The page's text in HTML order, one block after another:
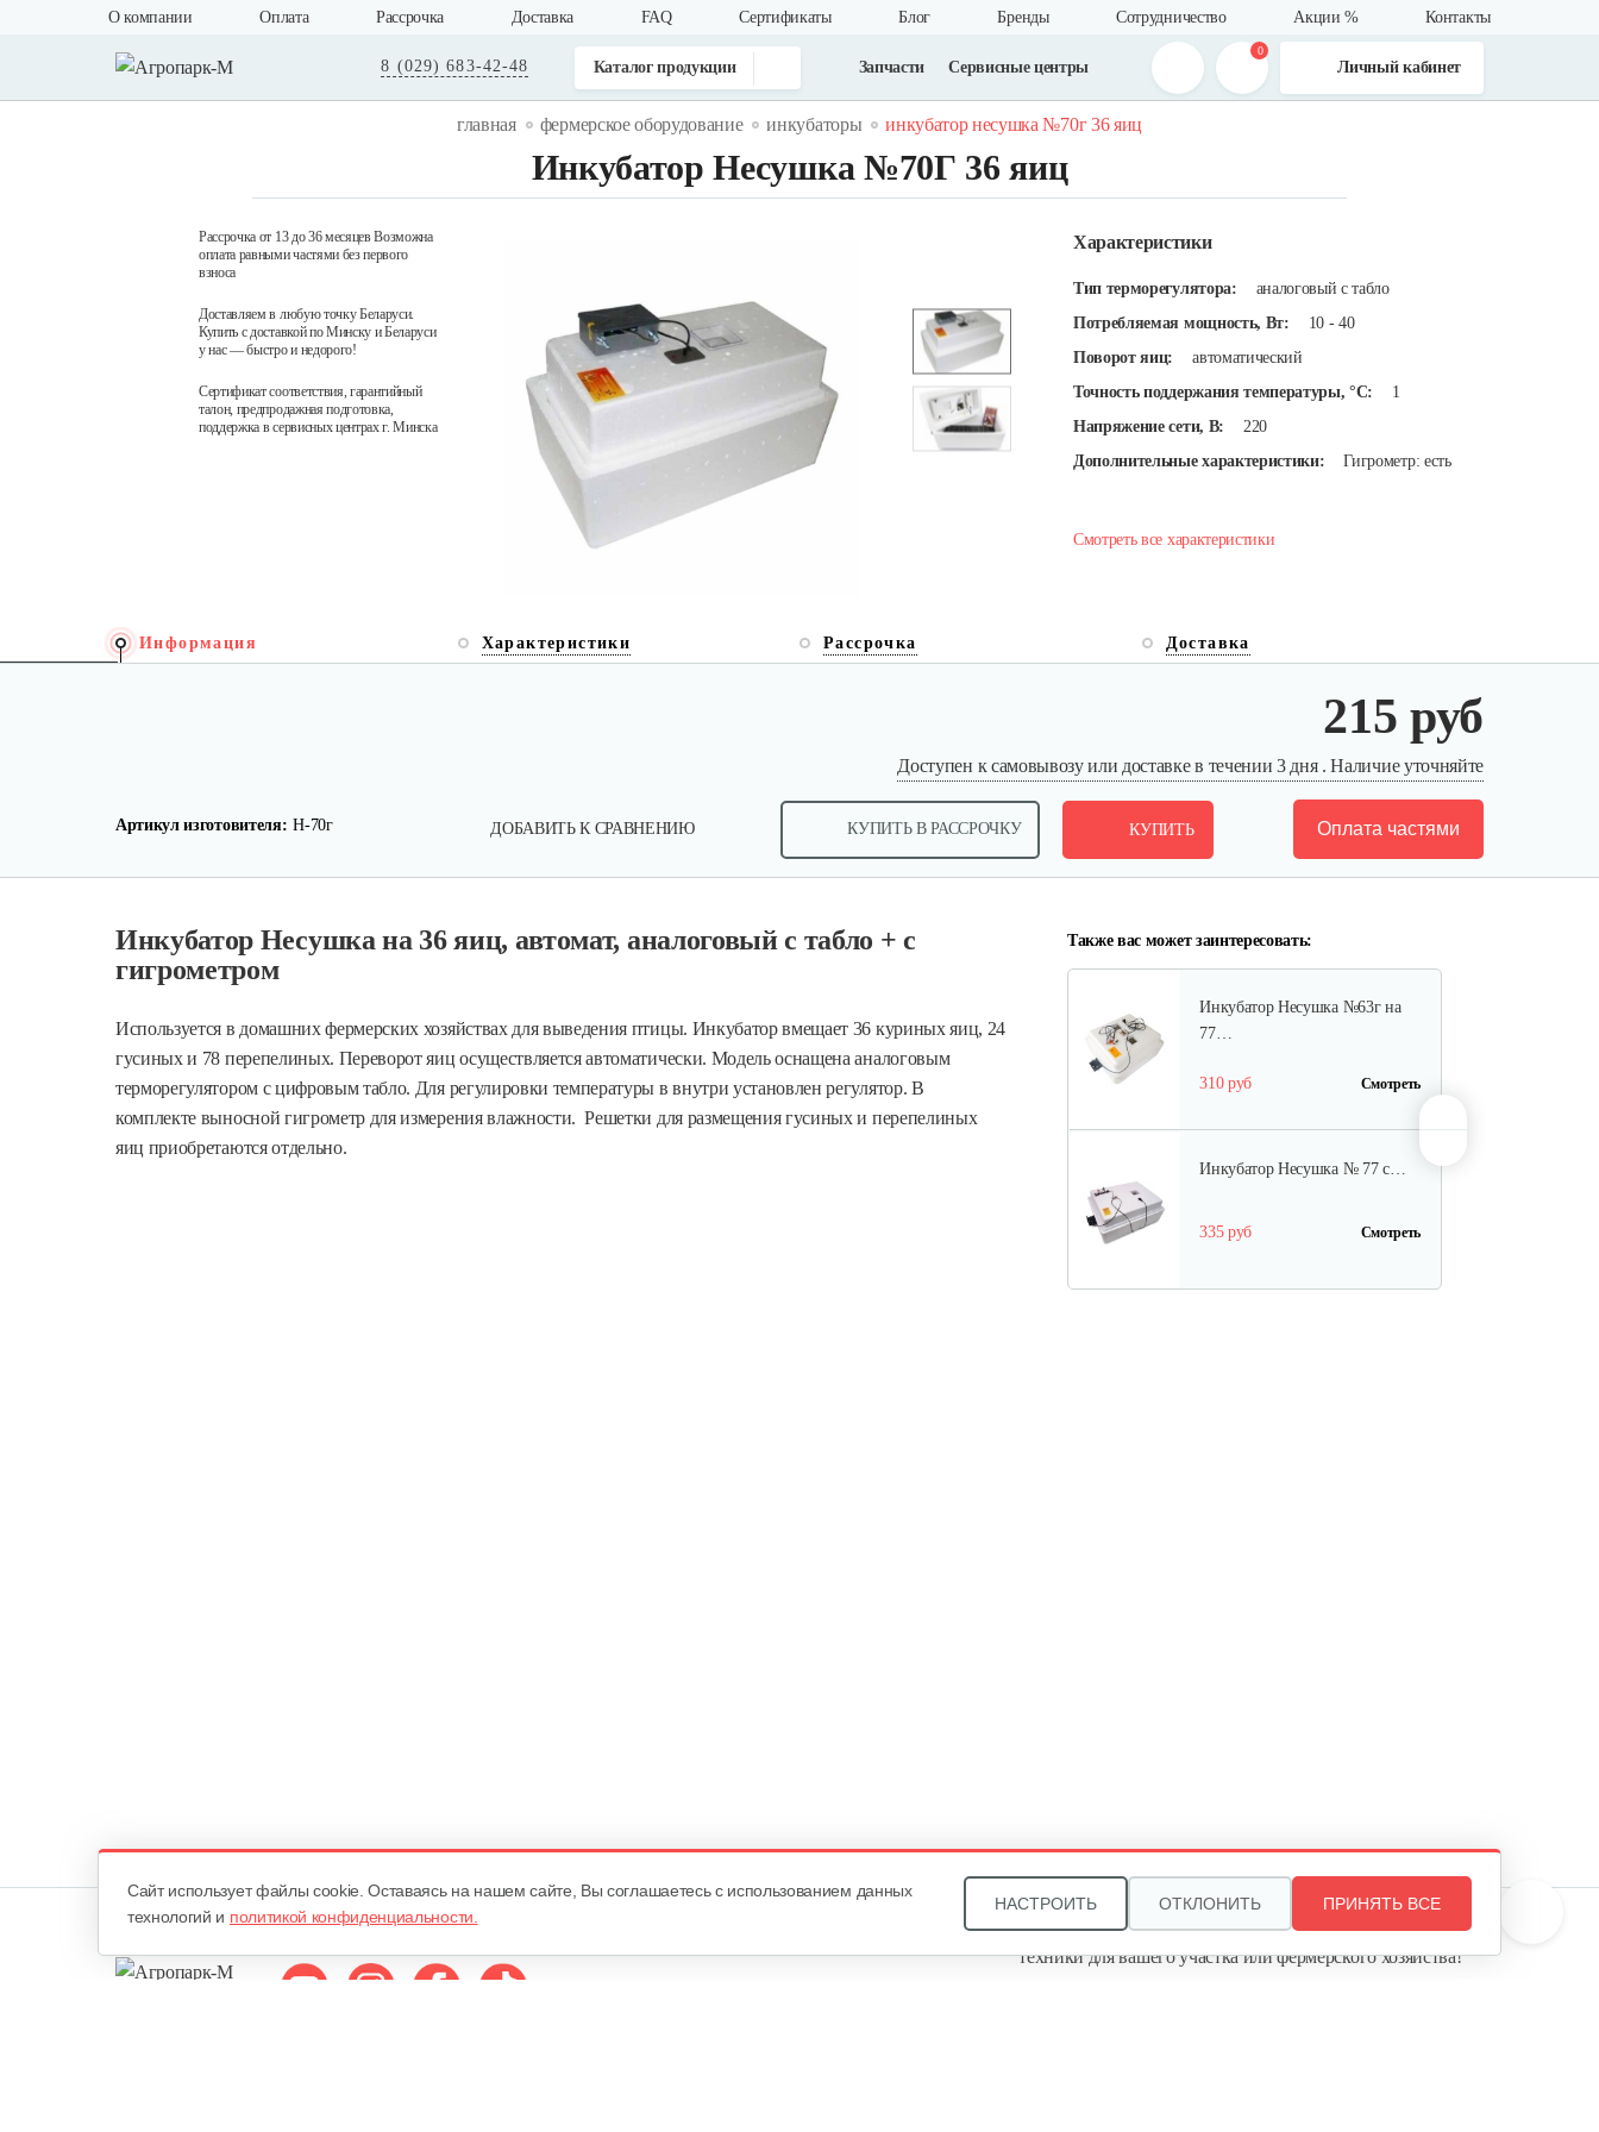
О компании Оплата Рассрочка Доставка FAQ Cертификаты Блог Бренды Сотрудничество Акции % Контакты
8 (029) 683-42-48 Каталог продукции Запчасти Сервисные центры
0
Личный кабинет
главная фермерское оборудование инкубаторы инкубатор несушка №70г 36 яиц
Инкубатор Несушка №70Г 36 яиц
Рассрочка от 13 до 36 месяцев Возможна
оплата равными частями без первого
взноса
Доставляем в любую точку Беларуси.
Купить с доставкой по Минску и Беларуси
у нас — быстро и недорого!
Сертификат соответствия, гарантийный
талон, предпродажная подготовка,
поддержка в сервисных центрах г. Минска
Характеристики
Тип терморегулятора:
аналоговый с табло
Потребляемая мощность, Вт:
10 - 40
Поворот яиц:
автоматический
Точность поддержания температуры, °C:
1
Напряжение сети, В:
220
Дополнительные характеристики:
Гигрометр: есть
Смотреть все характеристики
Информация Характеристики Рассрочка Доставка
215 руб
Доступен к самовывозу или доставке в течении 3 дня . Наличие уточняйте
Артикул изготовителя: Н-70г ДОБАВИТЬ К СРАВНЕНИЮ КУПИТЬ В РАССРОЧКУ КУПИТЬ Оплата частями
Инкубатор Несушка на 36 яиц, автомат, аналоговый с табло + с
гигрометром
Используется в домашних фермерских хозяйствах для выведения птицы. Инкубатор вмещает 36 куриных яиц, 24
гусиных и 78 перепелиных. Переворот яиц осуществляется автоматически. Модель оснащена аналоговым
терморегулятором с цифровым табло. Для регулировки температуры в внутри установлен регулятор. В
комплекте выносной гигрометр для измерения влажности. Решетки для размещения гусиных и перепелиных
яиц приобретаются отдельно.
Также вас может заинтересовать:
305 руб Смотреть
Инкубатор Несушка №63г на
77…
310 руб Смотреть
Инкубатор Несушка № 77 с…
335 руб Смотреть
Звоните, и мы поможем подобрать идеальный вариант
техники для вашего участка или фермерского хозяйства!
Cайт использует файлы cookie. Оставаясь на нашем сайте, Вы соглашаетесь с использованием данных
технологий и политикой конфиденциальности.
НАСТРОИТЬ ОТКЛОНИТЬ ПРИНЯТЬ ВСЕ